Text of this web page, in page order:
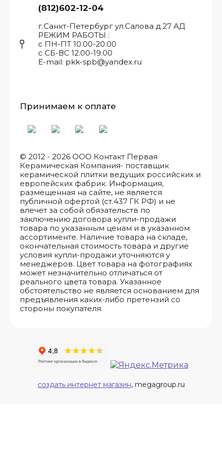
© 2012 - 2026 ООО Контакт Первая
Керамическая Компания- поставщик
керамической плитки ведущих российских и
европейских фабрик. Информация,
размещенная на сайте, не является
публичной офертой (ст.437 ГК РФ) и не
влечет за собой обязательств по
заключению договора купли-продажи
товара по указанным ценам и в указанном
ассортименте. Наличие товара на складе,
окончательная стоимость товара и другие
условия купли-продажи уточняются у
менеджеров. Цвет товара на фотографиях
может незначительно отличаться от
реального цвета товара. Указанное
обстоятельство не является основанием для
предъявления каких-либо претензий со
стороны покупателя.
(812)602-12-04
г.Санкт-Петербург ул.Салова д.27 АД
РЕЖИМ РАБОТЫ :
с ПН-ПТ 10.00-20.00
с СБ-ВС 12.00-19.00
E-mail: pkk-spb@yandex.ru
Принимаем к оплате
создать интернет магазин, megagroup.ru